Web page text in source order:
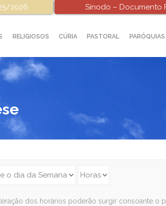
2026 Sínodo – Documento
RELIGIOSOS CÚRIA PASTORAL PARÓQUIAS
dos horários poderão surgir consoante o